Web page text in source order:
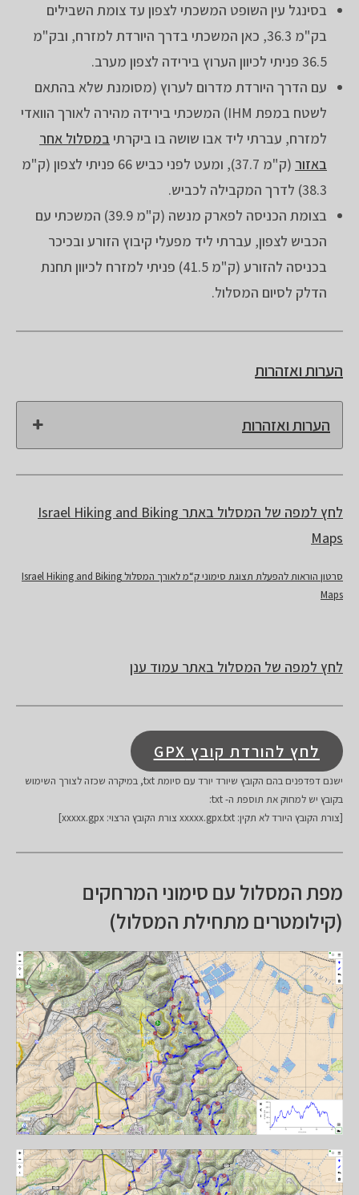
בסינגל עין השופט המשכתי לצפון עד צומת השבילים
בק"מ 36.3, כאן המשכתי בדרך היורדת למזרח, ובק"מ
36.5 פניתי לכיוון הערוץ בירידה לצפון מערב.
עם הדרך היורדת מדרום לערוץ (מסומנת שלא בהתאם
לשטח במפת IHM) המשכתי בירידה מהירה לאורך הוואדי
למזרח, עברתי ליד אבו שושה בו ביקרתי במסלול אחר
באזור
(ק"מ 37.7), ומעט לפני כביש 66 פניתי לצפון (ק"מ
38.3) לדרך המקבילה לכביש.
בצומת הכניסה לפארק מנשה (ק"מ 39.9) המשכתי עם
הכביש לצפון, עברתי ליד מפעלי קיבוץ הזורע ובכיכר
בכניסה להזורע (ק"מ 41.5) פניתי למזרח לכיוון תחנת
הדלק לסיום המסלול.
הערות ואזהרות
הערות ואזהרות
לחץ למפה של המסלול באתר Israel Hiking and Biking
Maps
סרטון הוראות להפעלת תצוגת סימוני ק“מ לאורך המסלול Israel Hiking and Biking
Maps
לחץ למפה של המסלול באתר עמוד ענן
לחץ להורדת קובץ GPX
ישנם דפדפנים בהם הקובץ שיורד יורד עם סיומת txt, במיקרה שכזה לצורך השימוש
בקובץ יש למחוק את תוספת ה- txt:
[צורת הקובץ היורד לא תקין: xxxxx.gpx.txt צורת הקובץ הרצוי: xxxxx.gpx]
מפת המסלול עם סימוני המרחקים
(קילומטרים מתחילת המסלול)